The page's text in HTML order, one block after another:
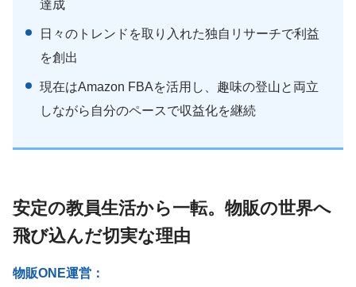
達成
日々のトレンドを取り入れた独自リサーチで利益
を創出
現在はAmazon FBAを活用し、趣味の登山と両立
しながら自分のペースで収益化を継続
安定の教員生活から一転。物販の世界へ
飛び込んだ切実な理由
物販ONE運営：